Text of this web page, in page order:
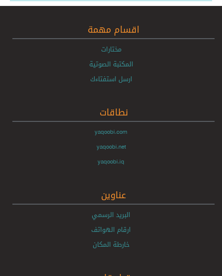
اقسام مهمة
مختارات
المكتبة الصوتية
ارسل استفتاءك
نطاقات
yaqoobi.com
yaqoobi.net
yaqoobi.iq
عناوين
البريد الرسمي
ارقام الهواتف
خارطة المكان